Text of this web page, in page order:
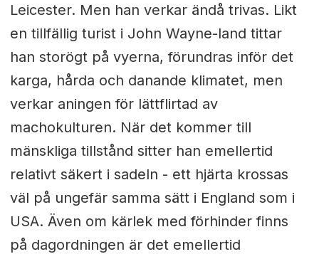
Leicester. Men han verkar ändå trivas. Likt
en tillfällig turist i John Wayne-land tittar
han storögt på vyerna, förundras inför det
karga, hårda och danande klimatet, men
verkar aningen för lättflirtad av
machokulturen. När det kommer till
mänskliga tillstånd sitter han emellertid
relativt säkert i sadeln - ett hjärta krossas
väl på ungefär samma sätt i England som i
USA. Även om kärlek med förhinder finns
på dagordningen är det emellertid